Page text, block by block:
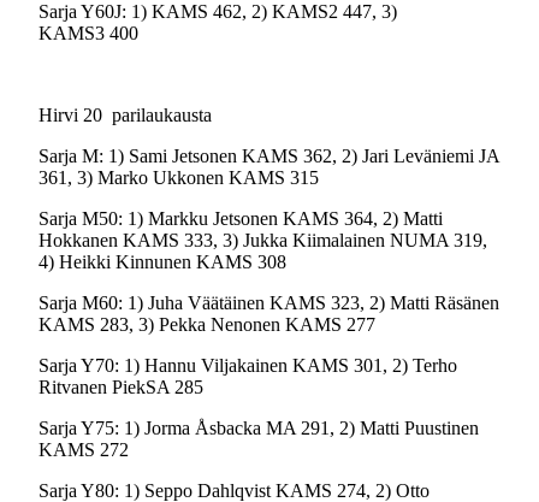
Sarja Y60J: 1) KAMS 462, 2) KAMS2 447, 3)
KAMS3 400
Hirvi 20 parilaukausta
Sarja M: 1) Sami Jetsonen KAMS 362, 2) Jari Leväniemi JA
361, 3) Marko Ukkonen KAMS 315
Sarja M50: 1) Markku Jetsonen KAMS 364, 2) Matti
Hokkanen KAMS 333, 3) Jukka Kiimalainen NUMA 319,
4) Heikki Kinnunen KAMS 308
Sarja M60: 1) Juha Väätäinen KAMS 323, 2) Matti Räsänen
KAMS 283, 3) Pekka Nenonen KAMS 277
Sarja Y70: 1) Hannu Viljakainen KAMS 301, 2) Terho
Ritvanen PiekSA 285
Sarja Y75: 1) Jorma Åsbacka MA 291, 2) Matti Puustinen
KAMS 272
Sarja Y80: 1) Seppo Dahlqvist KAMS 274, 2) Otto